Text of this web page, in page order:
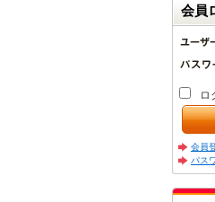
会員
ロ
会員
パス